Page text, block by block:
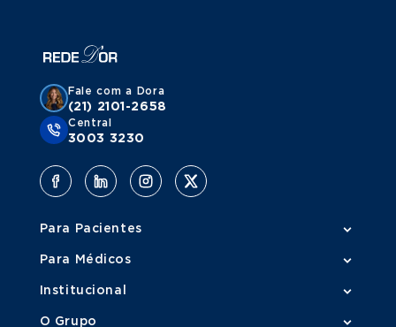
Fale com a Dora
(21) 2101-2658
Central
3003 3230
Para Pacientes
Para Médicos
Institucional
O Grupo